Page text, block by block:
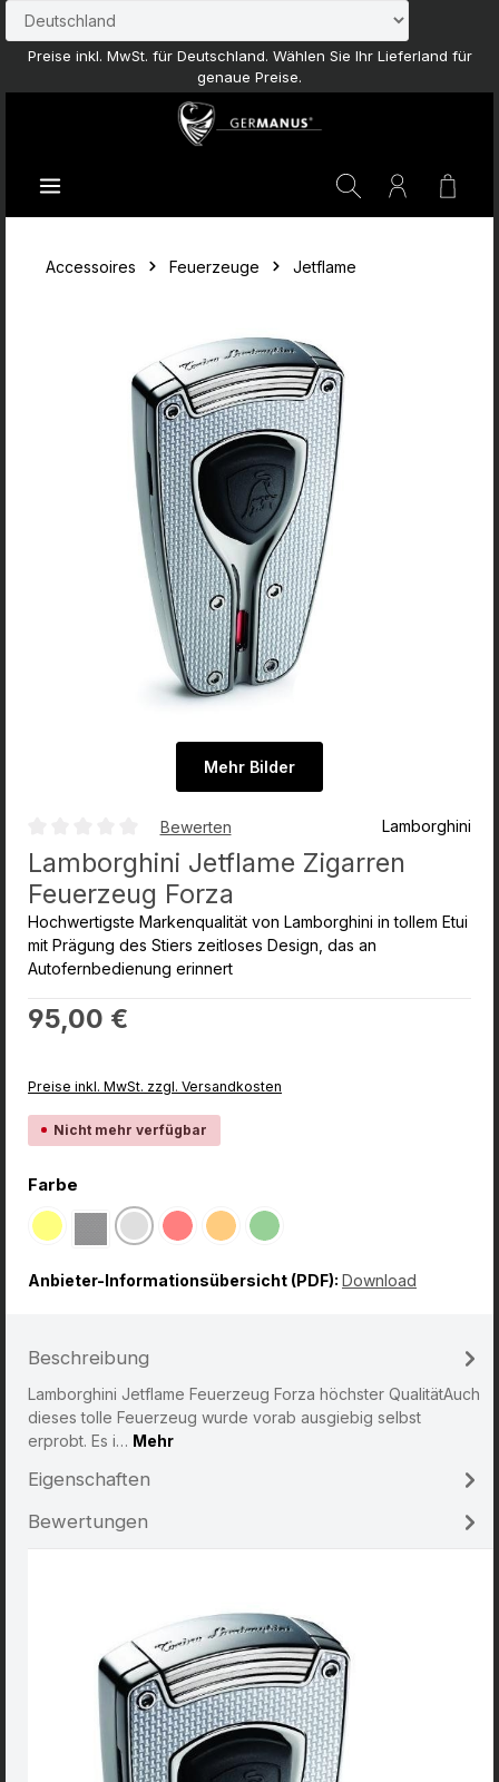
Zum Hauptinhalt springen
Preise inkl. MwSt. für Deutschland. Wählen Sie Ihr Lieferland für
genaue Preise.
Accessoires Feuerzeuge Jetflame
Mehr Bilder
Durchschnittliche Bewertung von 0 von 5 Sternen
Bewerten Lamborghini
Lamborghini Jetflame Zigarren
Feuerzeug Forza
Hochwertigste Markenqualität von Lamborghini in tollem Etui
mit Prägung des Stiers zeitloses Design, das an
Autofernbedienung erinnert
Regulärer Preis:
95,00 €
Preise inkl. MwSt. zzgl. Versandkosten
Nicht mehr verfügbar
Farbe
Gelb
(Diese Option ist zurzeit nicht verfügbar.)
Carbon Optik Schwarz
(Diese Option ist zurzeit nicht verfügbar.)
Silber
(Diese Option ist zurzeit nicht verfügbar.)
Rot
(Diese Option ist zurzeit nicht verfügbar.)
Orange
(Diese Option ist zurzeit nicht verfügbar.)
Grün
(Diese Option ist zurzeit nicht
Anbieter-Informationsübersicht (PDF): Download
Beschreibung
Lamborghini Jetflame Feuerzeug Forza höchster QualitätAuch
dieses tolle Feuerzeug wurde vorab ausgiebig selbst
erprobt. Es i… Mehr
Eigenschaften
Bewertungen